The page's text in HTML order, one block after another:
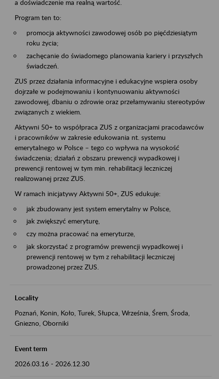
a doświadczenie ma realną wartość.
Program ten to:
promocja aktywności zawodowej osób po pięćdziesiątym
roku życia;
zachęcanie do świadomego planowania kariery i przyszłych
świadczeń.
ZUS przez działania informacyjne i edukacyjne wspiera osoby
dojrzałe w podejmowaniu i kontynuowaniu aktywności
zawodowej, dbaniu o zdrowie oraz przełamywaniu stereotypów
związanych z wiekiem.
Aktywni 50+ to współpraca ZUS z organizacjami pracodawców
i pracowników w zakresie edukowania nt. systemu
emerytalnego w Polsce – tego co wpływa na wysokość
świadczenia; działań z obszaru prewencji wypadkowej i
prewencji rentowej w tym min. rehabilitacji leczniczej
realizowanej przez ZUS.
W ramach inicjatywy Aktywni 50+, ZUS edukuje:
jak zbudowany jest system emerytalny w Polsce,
jak zwiększyć emeryturę,
czy można pracować na emeryturze,
jak skorzystać z programów prewencji wypadkowej i
prewencji rentowej w tym z rehabilitacji leczniczej
prowadzonej przez ZUS.
Locality
Poznań, Konin, Koło, Turek, Słupca, Września, Śrem, Środa,
Gniezno, Oborniki
Event term
2026.03.16 - 2026.12.30